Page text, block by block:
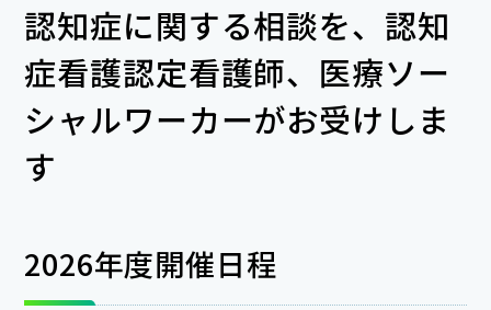
認知症に関する相談を、認知
症看護認定看護師、医療ソー
シャルワーカーがお受けしま
す
2026年度開催日程